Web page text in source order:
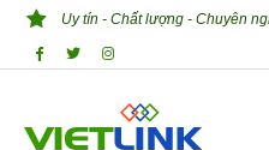
Uy tín - Chất lượng - Chuyên